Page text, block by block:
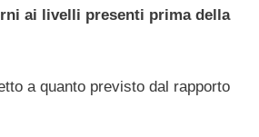
ai livelli presenti prima della
a quanto previsto dal rapporto